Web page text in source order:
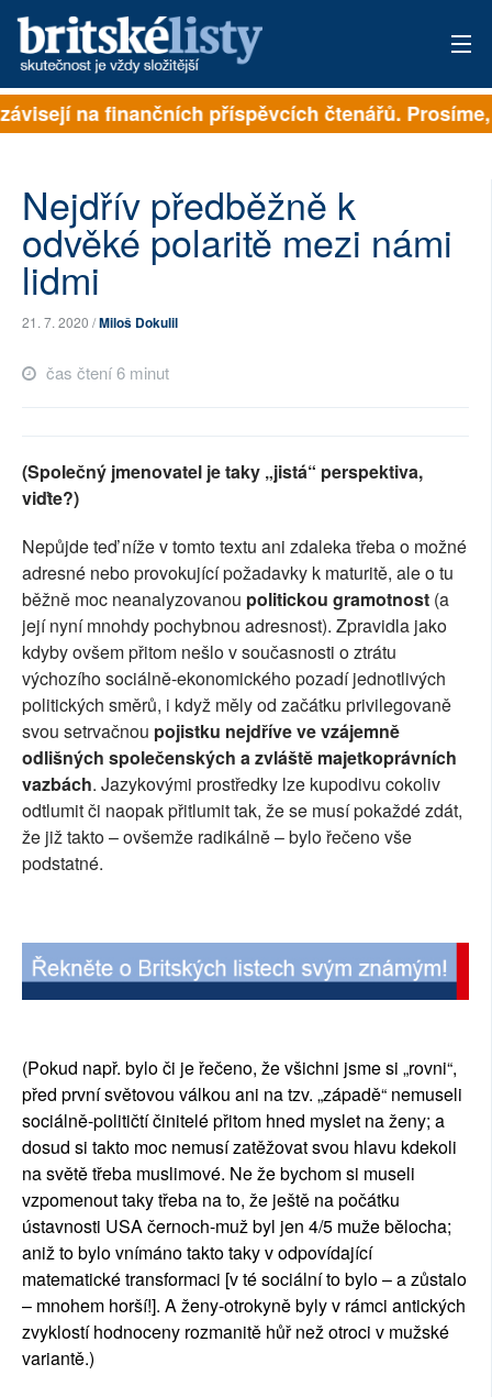
PŘIHLÁSIT
ARCHIV
ROZHOVORY
TÉMATA
NEJČTENĚJŠÍ ZA 7 DNÍ
PŘÍSPĚVKY NA PROVOZ
RUBRIKY
PLNÁ VERZE STRÁNEK
na finančních příspěvcích čtenářů. Prosíme,
Nejdřív předběžně k
odvěké polaritě mezi námi
lidmi
21. 7. 2020 /Miloš Dokulil
čas čtení 6 minut
(Společný jmenovatel je taky „jistá“ perspektiva,
viďte?)
Nepůjde teď níže v tomto textu ani zdaleka třeba o možné
adresné nebo provokující požadavky k maturitě, ale o tu
běžně moc neanalyzovanou politickou gramotnost (a
její nyní mnohdy pochybnou adresnost). Zpravidla jako
kdyby ovšem přitom nešlo v současnosti o ztrátu
výchozího sociálně-ekonomického pozadí jednotlivých
politických směrů, i když měly od začátku privilegovaně
svou setrvačnou pojistku nejdříve ve vzájemně
odlišných společenských a zvláště majetkoprávních
vazbách. Jazykovými prostředky lze kupodivu cokoliv
odtlumit či naopak přitlumit tak, že se musí pokaždé zdát,
že již takto – ovšemže radikálně – bylo řečeno vše
podstatné.
(Pokud např. bylo či je řečeno, že všichni jsme si „rovni“,
před první světovou válkou ani na tzv. „západě“ nemuseli
sociálně-političtí činitelé přitom hned myslet na ženy; a
dosud si takto moc nemusí zatěžovat svou hlavu kdekoli
na světě třeba muslimové. Ne že bychom si museli
vzpomenout taky třeba na to, že ještě na počátku
ústavnosti USA černoch-muž byl jen 4/5 muže bělocha;
aniž to bylo vnímáno takto taky v odpovídající
matematické transformaci [v té sociální to bylo – a zůstalo
– mnohem horší!]. A ženy-otrokyně byly v rámci antických
zvyklostí hodnoceny rozmanitě hůř než otroci v mužské
variantě.)